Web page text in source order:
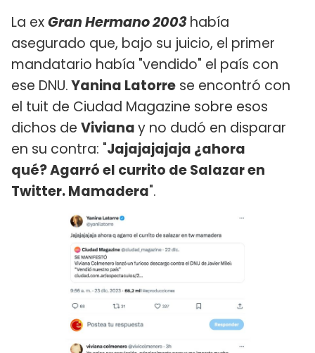
La exGran Hermano 2003había
asegurado que, bajo su juicio, el primer
mandatario había "vendido" el país con
ese DNU.Yanina Latorre se encontró con
el tuit de Ciudad Magazine sobre esos
dichos de Vivianay no dudó en disparar
en su contra: "Jajajajajaja ¿ahora
qué? Agarró el currito de Salazar en
Twitter. Mamadera".